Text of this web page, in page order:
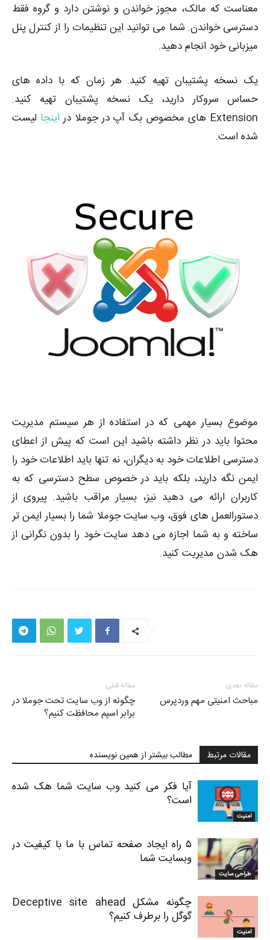
معناست که مالک، مجوز خواندن و نوشتن دارد و گروه فقط
دسترسی خواندن. شما می توانید این تنظیمات را از کنترل پنل
میزبانی خود انجام دهید.
یک نسخه پشتیبان تهیه کنید. هر زمان که با داده های
حساس سروکار دارید، یک نسخه پشتیبان تهیه کنید.
Extension های مخصوص بک آپ در جوملا در
اینجا لیست
شده است.
موضوع بسیار مهمی که در استفاده از هر سیستم مدیریت
محتوا باید در نظر داشته باشید این است که پیش از اعطای
دسترسی اطلاعات خود به دیگران، نه تنها باید اطلاعات خود را
ایمن نگه دارید، بلکه باید در خصوص سطح دسترسی که به
کاربران ارائه می دهید نیز، بسیار مراقب باشید. پیروی از
دستورالعمل های فوق، وب سایت جوملا شما را بسیار ایمن تر
ساخته و به شما اجازه می دهد سایت خود را بدون نگرانی از
هک شدن مدیریت کنید.
مقاله قبلی
چگونه از وب سایت تحت جوملا در
برابر اسپم محافظت کنیم؟
مقاله بعدی
مباحث امنیتی مهم وردپرس
مقالات مرتبط مطالب بیشتر از همین نویسنده
امنیت
آیا فکر می کنید وب سایت شما هک شده
است؟
طراحی سایت
۵ راه ایجاد صفحه تماس با ما با کیفیت در
وبسایت شما
امنیت
چگونه مشکل Deceptive site ahead
گوگل را برطرف کنیم؟